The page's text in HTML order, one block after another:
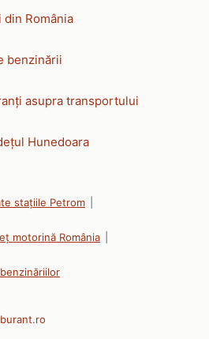
România
benzinării
asupra transportului
Hunedoara
stațiile Petrom
motorină România